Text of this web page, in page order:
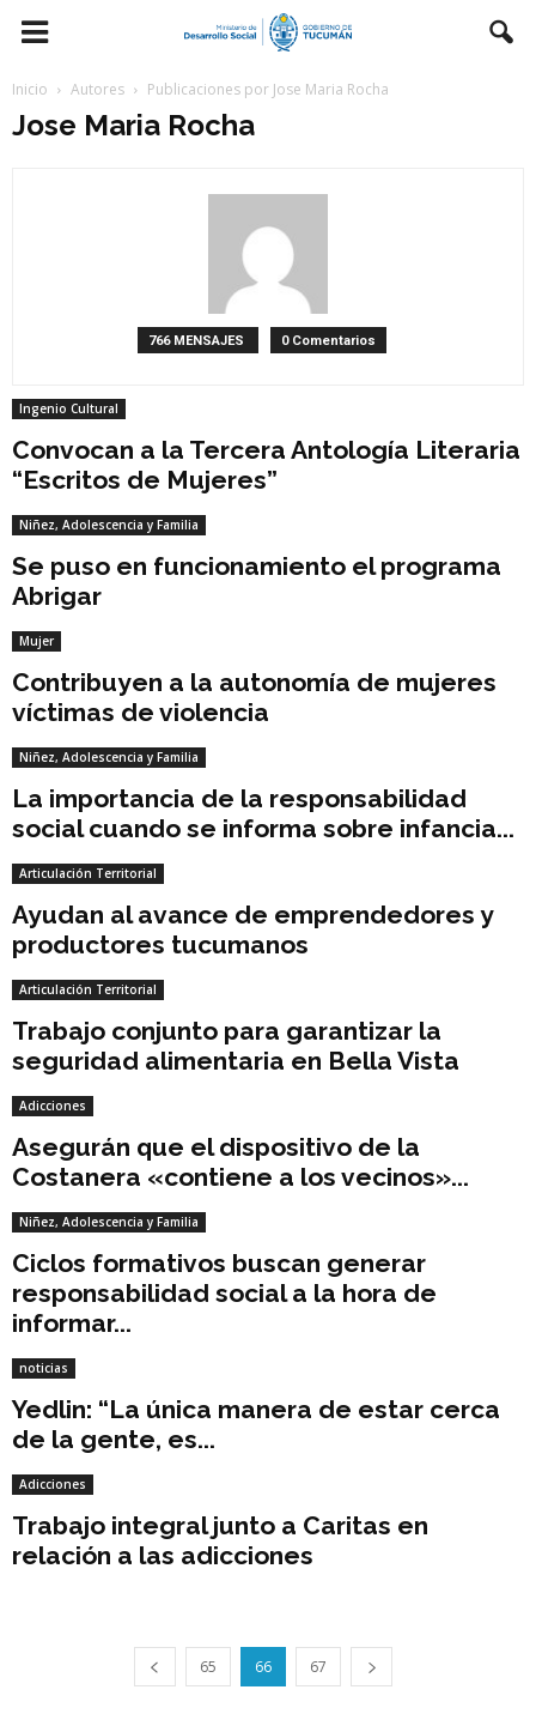
Inicio Autores Publicaciones por Jose Maria Rocha
Jose Maria Rocha
766 MENSAJES 0 Comentarios
Ingenio Cultural
Convocan a la Tercera Antología Literaria
“Escritos de Mujeres”
Niñez, Adolescencia y Familia
Se puso en funcionamiento el programa
Abrigar
Mujer
Contribuyen a la autonomía de mujeres
víctimas de violencia
Niñez, Adolescencia y Familia
La importancia de la responsabilidad
social cuando se informa sobre infancia...
Articulación Territorial
Ayudan al avance de emprendedores y
productores tucumanos
Articulación Territorial
Trabajo conjunto para garantizar la
seguridad alimentaria en Bella Vista
Adicciones
Asegurán que el dispositivo de la
Costanera «contiene a los vecinos»...
Niñez, Adolescencia y Familia
Ciclos formativos buscan generar
responsabilidad social a la hora de
informar...
noticias
Yedlin: “La única manera de estar cerca
de la gente, es...
Adicciones
Trabajo integral junto a Caritas en
relación a las adicciones
65 66 67